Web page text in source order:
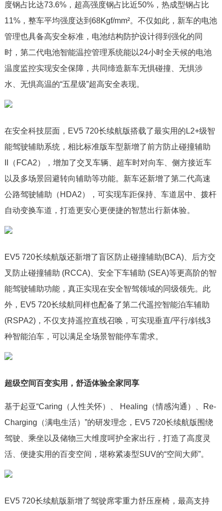
度钢占比达73.6%，超高强度钢占比近50%，热成型钢占比
11%，整车平均强度达到68Kgf/mm²。不仅如此，新车的电池
管理也具备高安全标准，电池结构防护设计得到强化的同
时，第二代电池智能温控管理系统能以24小时全天候的电池
温度监控实现安全保障，共同缔造新车无惧碰撞、无惧涉
水、无惧高温的“五星级”超高安全表现。
在安全科技层面，EV5 720长续航版搭载了最实用的L2+级智
能驾驶辅助系统，相比标准版车型新增了前方防止碰撞辅助
II（FCA2），增加了交叉车辆、超车时对向车、侧方接近车
以及多场景回避转向辅助等功能。新车还新增了第二代高速
公路驾驶辅助（HDA2），可实现车距保持、车道居中、拨杆
自动变换车道，打造更安心更便捷的智慧出行新体验。
EV5 720长续航版还新增了盲区防止碰撞辅助(BCA)、后方交
叉防止碰撞辅助 (RCCA)、安全下车辅助 (SEA)等更高阶的智
能驾驶辅助功能，真正实现在安全智驾领域的同级领先。此
外，EV5 720长续航同样也配备了第二代遥控智能泊车辅助
(RSPA2)，不仅支持遥控直线召唤，可实现垂直/平行/斜线3
种智能泊车，可以满足全场景智能停车需求。
超级空间百变实用，舒适体验全家同享
基于起亚“Caring（人性关怀）、 Healing（情感沟通）、Re-
Charging（满电生活）”的研发理念，EV5 720长续航版围绕
驾驶、乘坐以及储物三大维度呵护全家出行，打造了高度灵
活、便捷实用的百变空间，堪称紧凑型SUV的“空间大师”。
EV5 720长续航版新增了驾驶席零重力舒压座椅，最高支持